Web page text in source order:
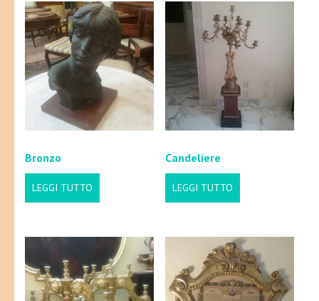
Bronzo
LEGGI TUTTO
Candeliere
LEGGI TUTTO